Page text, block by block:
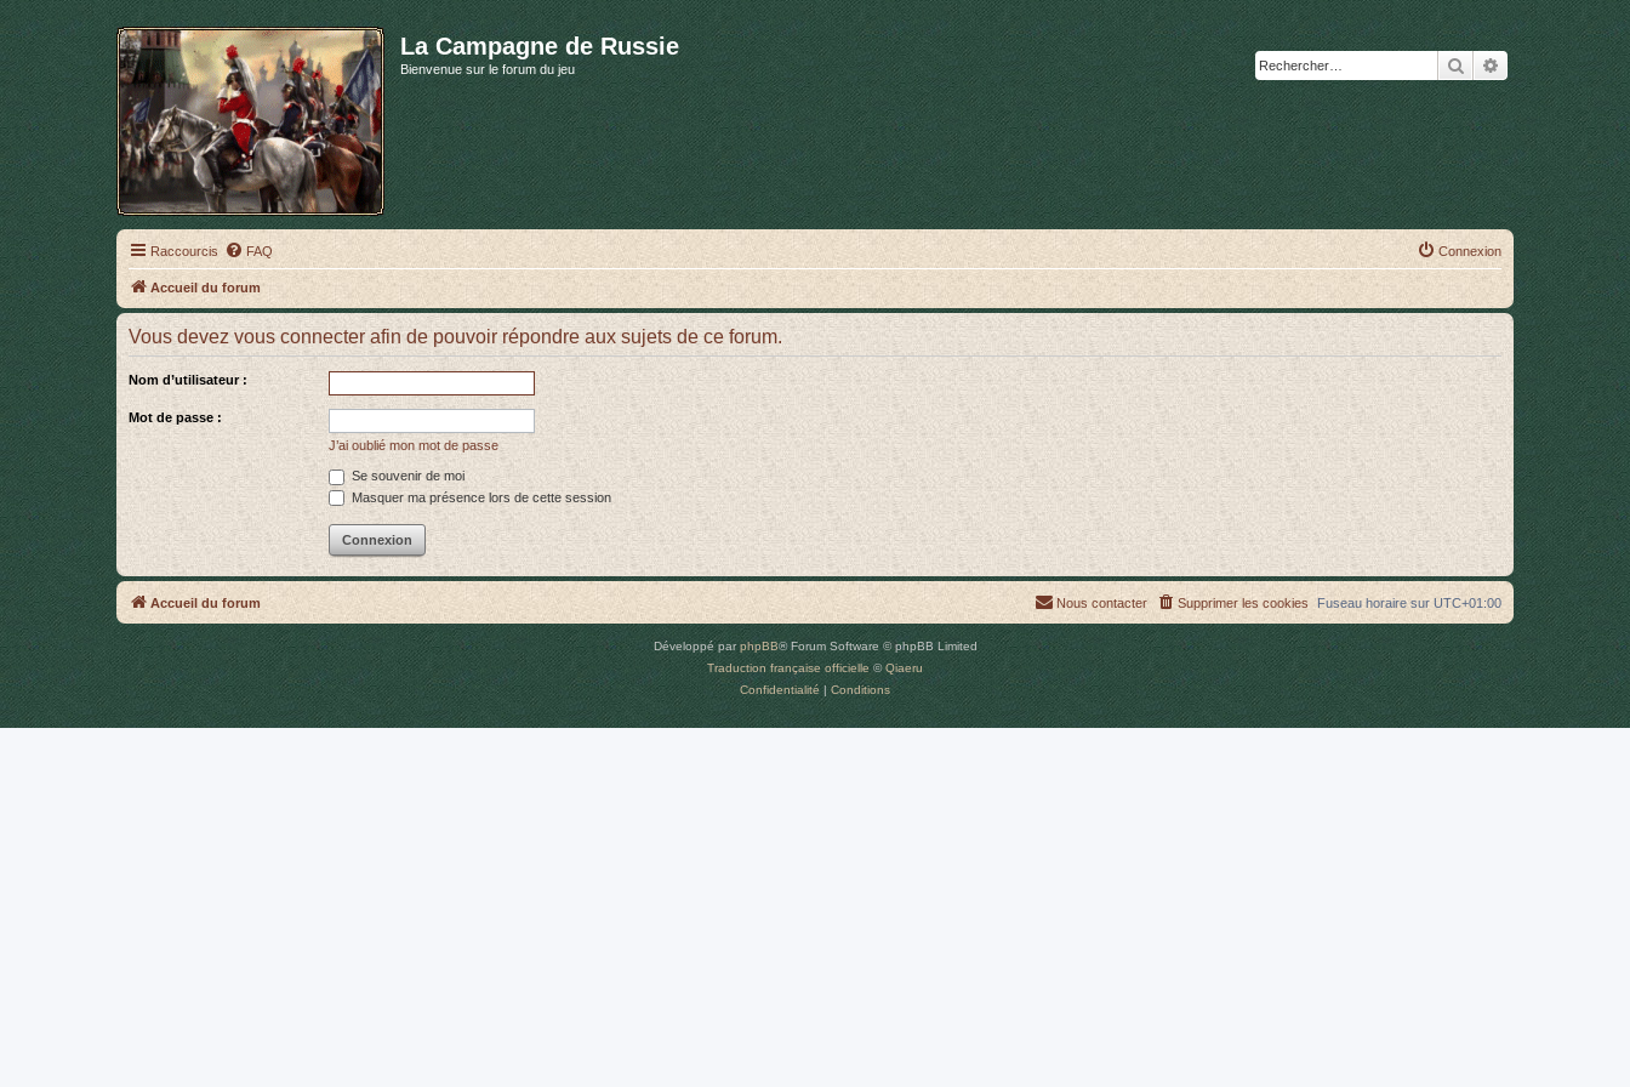
La Campagne de Russie
Bienvenue sur le forum du jeu RechercherRecherche
Raccourcis FAQ Connexion
Accueil du forum
Vous devez vous connecter afin de pouvoir répondre aux sujets de ce forum.
Nom d’utilisateur :
Mot de passe :
J’ai oublié mon mot de passe
Se souvenir de moi
Masquer ma présence lors de cette session
Accueil du forum Fuseau horaire sur UTC+01:00
Supprimer les cookies
Nous contacter
Développé parphpBB® Forum Software © phpBB Limited
Traduction française officielle ©Qiaeru
Confidentialité | Conditions